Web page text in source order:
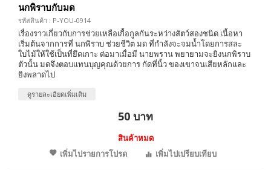
นกพิราบกับมด
รหัสสินค้า : P-YOU-0914
เรื่องราวเกี่ยวกับการช่วยเหลือเกื้อกูลกันระหว่างสัตว์สองชนิด เนื้อหา
เริ่มต้นจากการที่ นกพิราบ ช่วยชีวิต มด ที่กำลังจะจมน้ำโดยการสละ
ใบไม้ให้ใช้เป็นที่ยึดเกาะ ต่อมาเมื่อมี นายพราน พยายามจะยิงนกพิราบ
ตัวนั้น มดจึงตอบแทนบุญคุณด้วยการ กัดที่นิ้ว ของเขาจนเสียหลักและ
ยิงพลาดไป
ดูรายละเอียดเพิ่มเติม
50 บาท
สินค้าหมด
เพิ่มไปรายการโปรด
เพิ่มไปเปรียบเทียบ